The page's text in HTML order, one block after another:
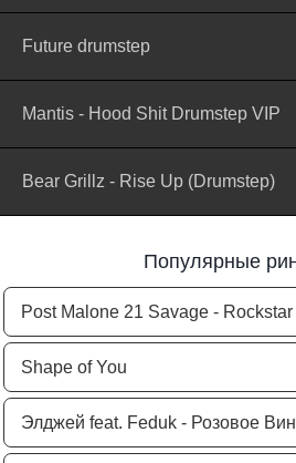
Future drumstep
Mantis - Hood Shit Drumstep VIP
Bear Grillz - Rise Up (Drumstep)
Популярные
Post Malone 21 Savage - Rockstar
Shape of You
Элджей feat. Feduk - Розовое